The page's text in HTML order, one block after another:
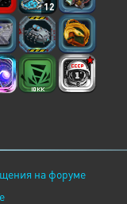
12
на форуме